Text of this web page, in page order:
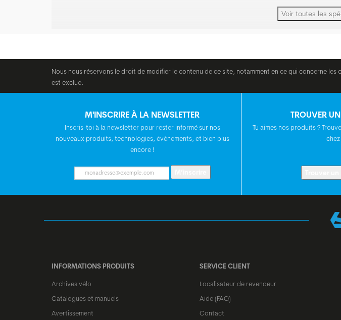
Voir toutes les
Nous nous réservons le droit de modifier le contenu de ce site, notamment en ce qui concerne
est exclue.
M'INSCRIRE À LA NEWSLETTER
Inscris-toi à la newsletter pour rester informé sur nos
nouveaux produits, technologies, évènements, et bien plus
encore !
TROUVER
Tu aimes nos produits ?
INFORMATIONS PRODUITS
Archives vélo
Catalogues et manuels
Avertissement
SERVICE CLIENT
Localisateur de revendeur
Aide (FAQ)
Contact